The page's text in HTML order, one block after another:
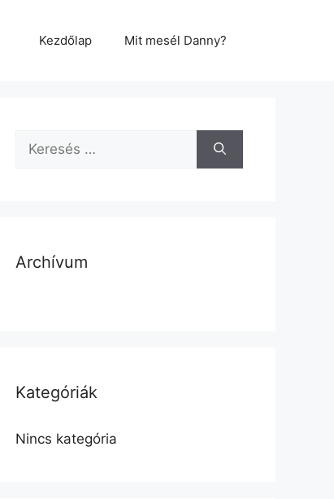
Kezdőlap Mit mesél Danny?
Archívum
Kategóriák
Nincs kategória